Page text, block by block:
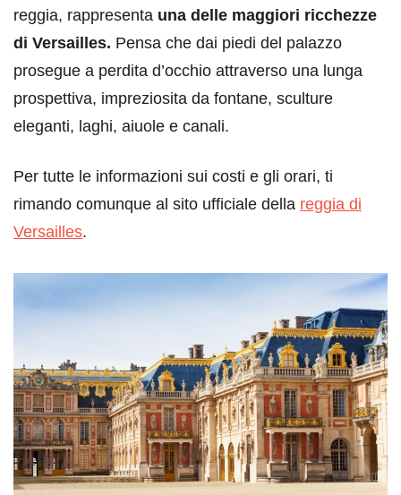
reggia, rappresenta una delle maggiori ricchezze
di Versailles. Pensa che dai piedi del palazzo
prosegue a perdita d’occhio attraverso una lunga
prospettiva, impreziosita da fontane, sculture
eleganti, laghi, aiuole e canali.
Per tutte le informazioni sui costi e gli orari, ti
rimando comunque al sito ufficiale della reggia di
Versailles.